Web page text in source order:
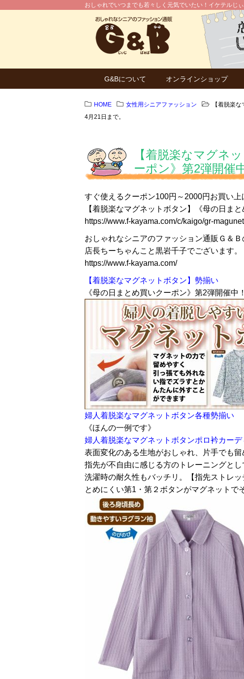
おしゃれでいつまでも若々しく元気でいたい！イケテルじ
G&Bについて オンラインショップ
HOME 女性用シニアファッション
【着脱楽
4月21日まで。
【着脱楽なマグネ
ーポン》第2弾開催
すぐ使えるクーポン100円～2000円お買い上
【着脱楽なマグネットボタン】《母の日ま
https://www.f-kayama.com/c/kaigo/gr-
おしゃれなシニアのファッション通販Ｇ＆Ｂ
店長ちーちゃんこと黒岩千子でございます。
https://www.f-kayama.com/
【着脱楽なマグネットボタン】勢揃い
《母の日まとめ買いクーポン》第2弾開催中
婦人着脱楽なマグネットボタン各種勢揃い
《ほんの一例です》
婦人着脱楽なマグネットボタンポロ衿カーデ
表面変化のある生地がおしゃれ、片手でも留
指先が不自由に感じる方のトレーニングとし
洗濯時の耐久性もバッチリ。【指先ストレッ
とめにくい第1・第２ボタンがマグネットで